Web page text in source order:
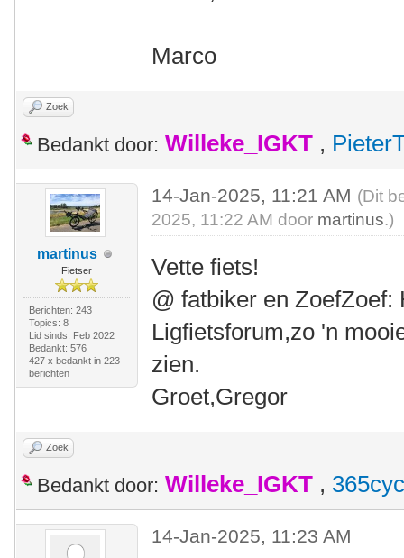
Marco
Zoek
Bedankt door: Willeke_IGKT ,
martinus
Fietser
Berichten: 243
Topics: 8
Lid sinds: Feb 2022
Bedankt: 576
427 x bedankt in 223
berichten
14-Jan-2025, 11:21 AM (Dit
2025, 11:22 AM door martinus.)
Vette fiets!
@ fatbiker en
Ligfietsforum,zo 'n
zien.
Groet,Gregor
Zoek
Bedankt door: Willeke_IGKT ,
14-Jan-2025, 11:23 AM